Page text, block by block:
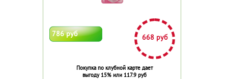
786 руб 668 руб
Покупка по клубной карте дает
выгоду 15% или 117.9 руб